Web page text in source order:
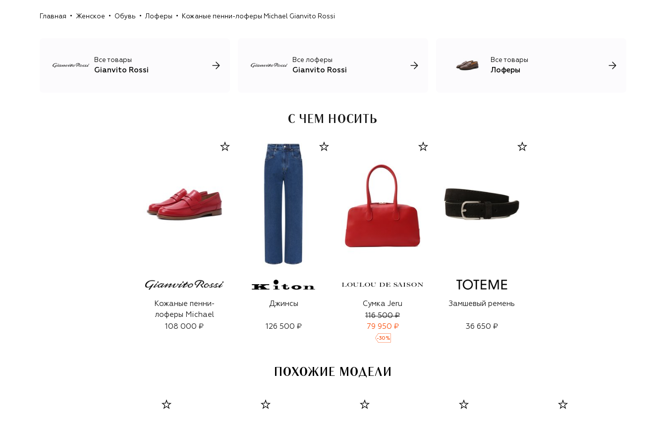
Главная Женское Обувь Лоферы Кожаные пенни-лоферы Michael Gianvito Rossi
Все товары
Gianvito Rossi
Все лоферы
Gianvito Rossi
Все товары
Лоферы
С ЧЕМ НОСИТЬ
Кожаные пенни-
лоферы Michael
108 000 ₽
Джинсы
126 500 ₽
Сумка Jeru
116 500 ₽
79 950 ₽
-30 %
Замшевый ремень
36 650 ₽
ПОХОЖИЕ МОДЕЛИ